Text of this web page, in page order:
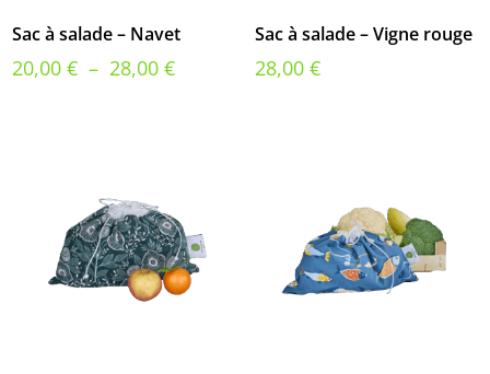
Sac à salade – Navet
20,00€ – 28,00€Plage
Sac à salade – Vigne rouge
28,00 €